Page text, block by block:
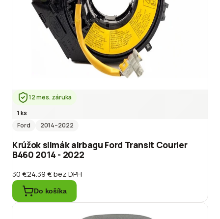
12 mes. záruka
1 ks
Ford
2014–2022
Krúžok slimák airbagu Ford Transit Courier
B460 2014 - 2022
30 €24.39 €bez DPH
Do košíka